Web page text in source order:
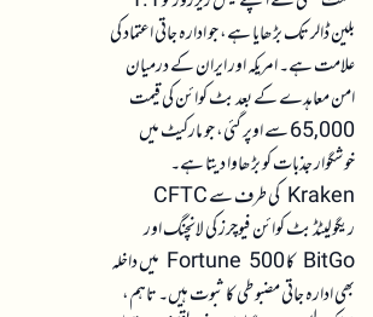
بلین ڈالر تک بڑھایا ہے، جو ادارہ جاتی اعتماد کی
علامت ہے۔ امریکہ اور ایران کے درمیان
امن معاہدے کے بعد بٹ کوائن کی قیمت
65,000 سے اوپر گئی، جو مارکیٹ میں
خوشگوار جذبات کو بڑھاوا دیتا ہے۔
Kraken کی طرف سے CFTC
ریگولیٹڈ بٹ کوائن فیوچرز کی لانچنگ اور
BitGo کا Fortune 500 میں داخلہ
بھی ادارہ جاتی مضبوطی کا ثبوت ہیں۔ تاہم،